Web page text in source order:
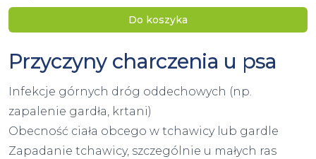
Do koszyka
Przyczyny charczenia u psa
Infekcje górnych dróg oddechowych (np.
zapalenie gardła, krtani)
Obecność ciała obcego w tchawicy lub gardle
Zapadanie tchawicy, szczególnie u małych ras